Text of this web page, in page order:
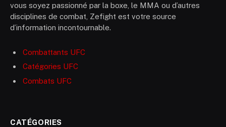
vous soyez passionné par la boxe, le MMA ou d’autres
disciplines de combat, Zefight est votre source
d’information incontournable.
Combattants UFC
Catégories UFC
Combats UFC
CATÉGORIES